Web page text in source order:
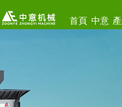
首頁 中意